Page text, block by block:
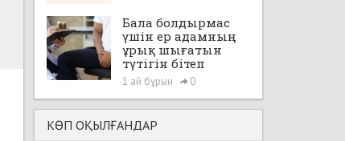
Бала болдырмас
үшін ер адамның
ұрық шығатын
түтігін бітеп
тастауға, яғни,
"вазэктомия"
жасатуға бола ма?
1 ай бұрын 0
КӨП ОҚЫЛҒАНДАР